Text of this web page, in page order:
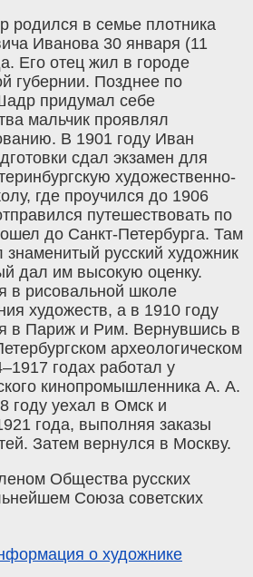
родился в семье плотника
Иванова 30 января (11
Его отец жил в городе
губернии. Позднее по
придумал себе
мальчик проявлял
В 1901 году Иван
сдал экзамен для
художественно-
где проучился до 1906
путешествовать по
до Санкт-Петербурга. Там
знаменитый русский художник
дал им высокую оценку.
в рисовальной школе
художеств, а в 1910 году
в Париж и Рим. Вернувшись в
археологическом
годах работал у
кинопромышленника А. А.
году уехал в Омск и
года, выполняя заказы
Затем вернулся в Москву.
Общества русских
Союза советских
о художнике